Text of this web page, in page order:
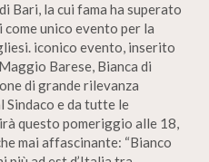
Bari, la cui fama ha superato
unico evento per la
iconico evento, inserito
Barese, Bianca di
di grande rilevanza
Sindaco e da tutte le
questo pomeriggio alle 18,
mai affascinante: “Bianco